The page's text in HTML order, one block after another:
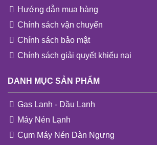
Hướng dẫn mua hàng
Chính sách vận chuyển
Chính sách bảo mật
Chính sách giải quyết khiếu nại
DANH MỤC SẢN PHẨM
Gas Lạnh - Dầu Lạnh
Máy Nén Lạnh
Cụm Máy Nén Dàn Ngưng